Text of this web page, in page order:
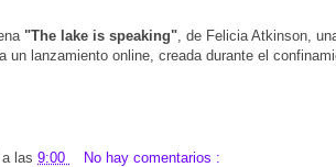
"The lake is speaking", de Felicia Atkinson,
un lanzamiento online, creada durante el
a las 9:00
No hay comentarios :